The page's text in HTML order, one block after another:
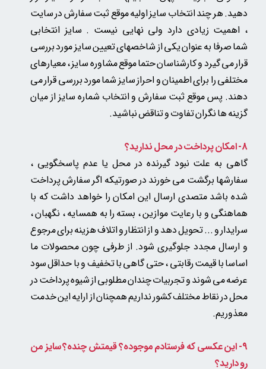
دهید. هر چند انتخاب سایز اولیه موقع ثبت سفارش در سایت
، اهمیت زیادی دارد ولی نهایی نیست . سایز انتخابی
شما صرفا به عنوان یکی از شاخصهای تعیین سایز مورد بررسی
قرار می گیرد و کارشناسان حتما موقع مشاوره سایز ، معیارهای
مختلفی را برای اطمینان و احراز سایز شما مورد بررسی قرار می
دهند. پس موقع ثبت سفارش و انتخاب شماره سایز از میان
گزینه ها نگران تفاوت و تناقض نباشید.
8- امکان پرداخت در محل ندارید؟
گاهی به علت نبود گیرنده در محل یا عدم پاسخگویی ،
سفارشها برگشت می خورند در صورتیکه اگر سفارش پرداخت
شده باشد متصدی ارسال این امکان را خواهد داشت که با
هماهنگی و با رعایت موازین ، بسته را به همسایه ، نگهبان ،
سرایدار و ... تحویل دهد و از انتظار و اتلاف هزینه برای مرجوع
و ارسال مجدد جلوگیری شود. از طرفی چون محصولات ما
اساسا با قیمت رقابتی ، حتی گاهی با تخفیف و با حداقل سود
عرضه می شوند و تجربیات چندان مطلوبی از شیوه پرداخت در
محل در نقاط مختلف کشور نداریم همچنان از ارایه این خدمت
معذوریم.
9- این عکسی که فرستادم موجوده؟ قیمتش چنده؟ سایز من
رو دارید؟